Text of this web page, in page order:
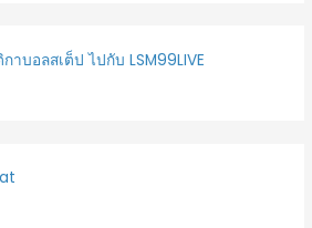
กาบอลสเต็ป ไปกับ LSM99LIVE